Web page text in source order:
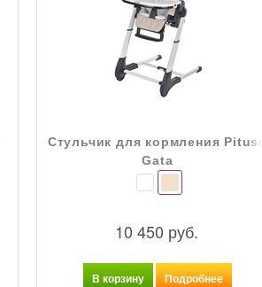
Стульчик для кормления Pituso
Gata
10 450 руб.
В корзину Подробнее